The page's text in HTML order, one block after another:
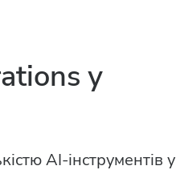
у
AI-інструментів у